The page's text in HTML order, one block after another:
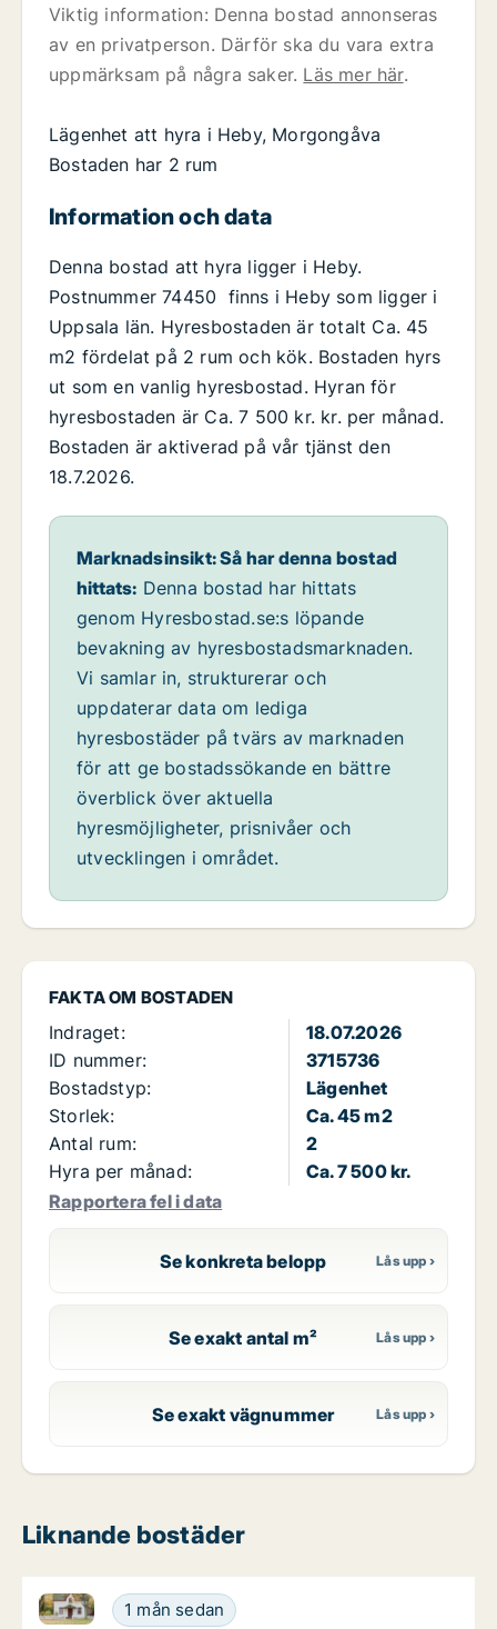
FAKTA OM BOSTADEN
Indraget:
18.07.2026
ID nummer:
3715736
Bostadstyp:
Lägenhet
Storlek:
Ca. 45 m2
Antal rum:
2
Hyra per månad:
Ca. 7 500 kr.
Rapportera fel i data
Se konkreta belopp
Se exakt antal m²
Se exakt vägnummer
Viktig information: Denna bostad annonseras
av en privatperson. Därför ska du vara extra
uppmärksam på några saker. Läs mer här.
Lägenhet att hyra i Heby, Morgongåva
Bostaden har 2 rum
Information och data
Denna bostad att hyra ligger i Heby.
Postnummer 74450 finns i Heby som ligger i
Uppsala län. Hyresbostaden är totalt Ca. 45
m2 fördelat på 2 rum och kök. Bostaden hyrs
ut som en vanlig hyresbostad. Hyran för
hyresbostaden är Ca. 7 500 kr. kr. per månad.
Bostaden är aktiverad på vår tjänst den
18.7.2026.
Marknadsinsikt: Så har denna bostad
hittats: Denna bostad har hittats
genom Hyresbostad.se:s löpande
bevakning av hyresbostadsmarknaden.
Vi samlar in, strukturerar och
uppdaterar data om lediga
hyresbostäder på tvärs av marknaden
för att ge bostadssökande en bättre
överblick över aktuella
hyresmöjligheter, prisnivåer och
utvecklingen i området.
Liknande bostäder
Ca. 55 m2 hus att hyra i Heby, Åkervägen
1 mån sedan
Ca. 55 m2 hus att hyra i Heby, Åkervägen